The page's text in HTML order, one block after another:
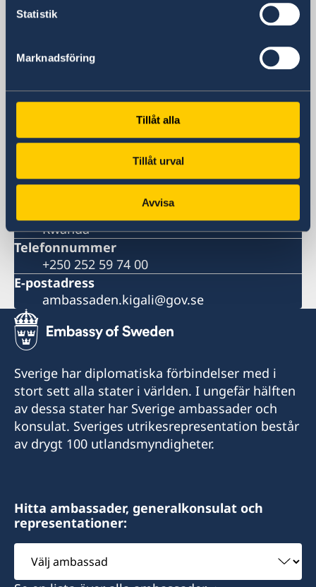
Statistik
Marknadsföring
Tillåt alla
Tillåt urval
Avvisa
Aurore House
KG 7 Avenue, Umuganda Boulevard
Kigali
Embassy of Sweden
Rwanda
Telefonnummer
+250 252 59 74 00
E-postadress
ambassaden.kigali@gov.se
Sverige har diplomatiska förbindelser med i
stort sett alla stater i världen. I ungefär hälften
av dessa stater har Sverige ambassader och
konsulat. Sveriges utrikesrepresentation består
av drygt 100 utlandsmyndigheter.
Hitta ambassader, generalkonsulat och
representationer:
Välj
ambassad